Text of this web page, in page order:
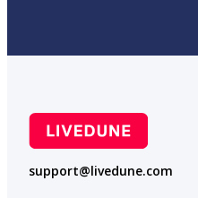
support@livedune.com